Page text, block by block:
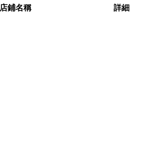
店鋪名稱 詳細